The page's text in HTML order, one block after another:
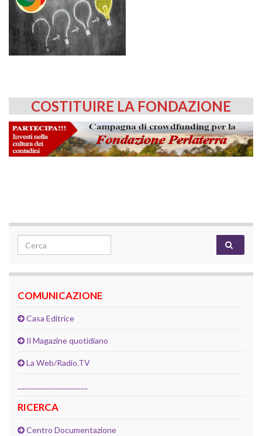
COSTITUIRE LA FONDAZIONE
Search for:
COMUNICAZIONE
Casa Editrice
Il Magazine quotidiano
La Web/Radio.TV
RICERCA
Centro Documentazione